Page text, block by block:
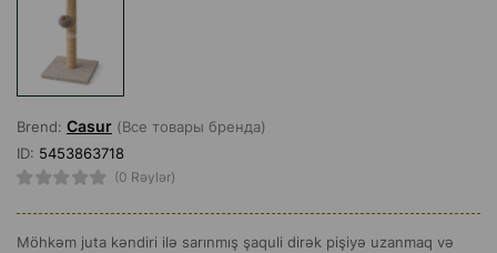
Brend: Casur (Все товары бренда)
ID: 5453863718
(0 Rəylər)
Möhkəm juta kəndiri ilə sarınmış şaquli dirək pişiyə uzanmaq və